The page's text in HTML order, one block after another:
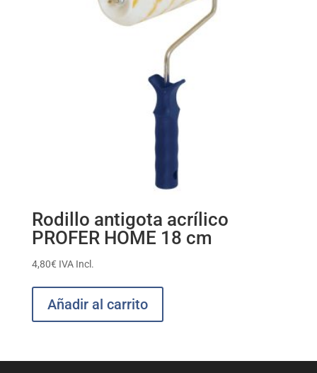
Rodillo antigota acrílico
PROFER HOME 18 cm
4,80€ IVA Incl.
Añadir al carrito